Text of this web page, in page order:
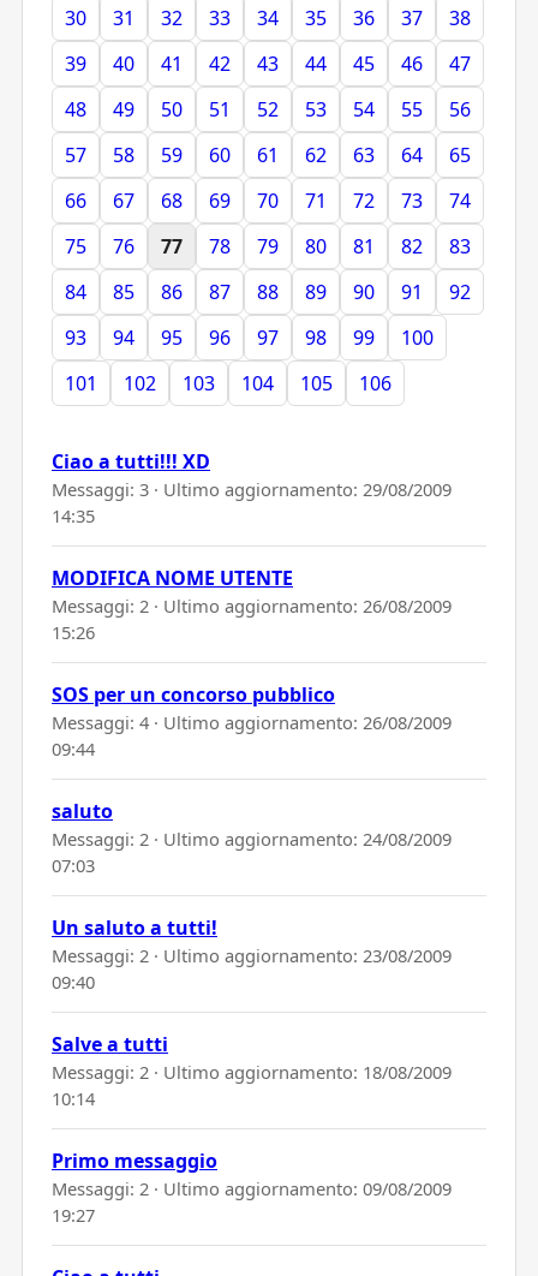
30
31 32 33 34 35 36 37
38
39
40 41 42 43 44 45 46
47
48
49 50 51 52 53 54 55
56
57
58 59 60 61 62 63 64
65
66
67 68 69 70 71 72 73
74
75
76 77 78 79 80 81 82
83
84
85 86 87 88 89 90 91
92
93
94 95 96 97 98 99
100
101
102 103 104 105 106
Ciao a tutti!!! XD
Messaggi: 3 · Ultimo aggiornamento: 29/08/2009
14:35
MODIFICA NOME UTENTE
Messaggi: 2 · Ultimo aggiornamento: 26/08/2009
15:26
SOS per un concorso pubblico
Messaggi: 4 · Ultimo aggiornamento: 26/08/2009
09:44
saluto
Messaggi: 2 · Ultimo aggiornamento: 24/08/2009
07:03
Un saluto a tutti!
Messaggi: 2 · Ultimo aggiornamento: 23/08/2009
09:40
Salve a tutti
Messaggi: 2 · Ultimo aggiornamento: 18/08/2009
10:14
Primo messaggio
Messaggi: 2 · Ultimo aggiornamento: 09/08/2009
19:27